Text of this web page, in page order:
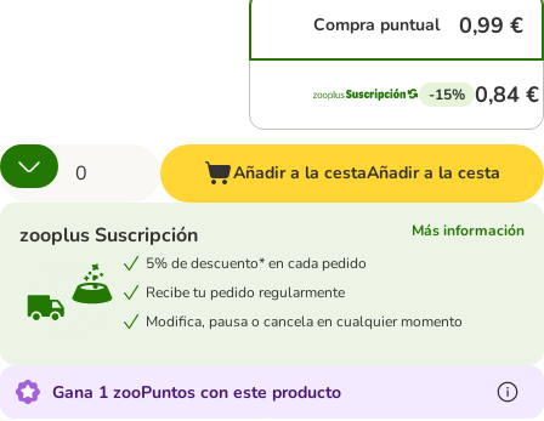
Compra puntual 0,99 €
-15% 0,84 €
Añadir a la cestaAñadir a la cesta
zooplus Suscripción
Más información
5% de descuento* en cada pedido
Recibe tu pedido regularmente
Modifica, pausa o cancela en cualquier momento
Gana 1 zooPuntos con este producto